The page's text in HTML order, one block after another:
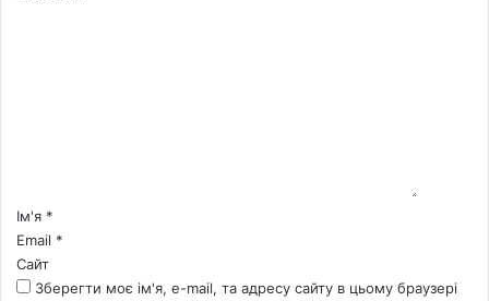
*Ім'я *
Email *
Сайт
Зберегти моє ім'я, e-mail, та адресу сайту в цьому браузері